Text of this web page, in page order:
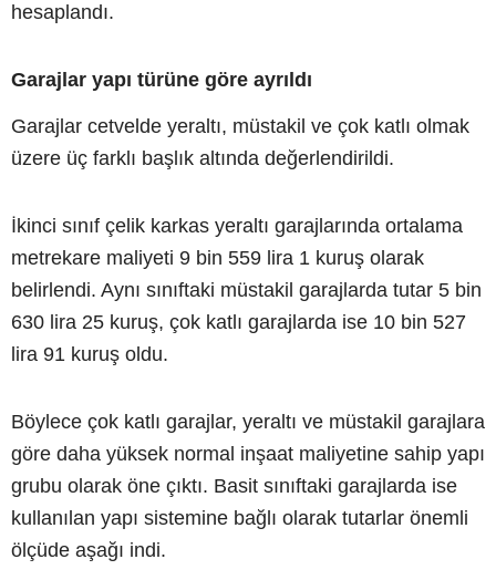
hesaplandı.
Garajlar yapı türüne göre ayrıldı
Garajlar cetvelde yeraltı, müstakil ve çok katlı olmak
üzere üç farklı başlık altında değerlendirildi.
İkinci sınıf çelik karkas yeraltı garajlarında ortalama
metrekare maliyeti 9 bin 559 lira 1 kuruş olarak
belirlendi. Aynı sınıftaki müstakil garajlarda tutar 5 bin
630 lira 25 kuruş, çok katlı garajlarda ise 10 bin 527
lira 91 kuruş oldu.
Böylece çok katlı garajlar, yeraltı ve müstakil garajlara
göre daha yüksek normal inşaat maliyetine sahip yapı
grubu olarak öne çıktı. Basit sınıftaki garajlarda ise
kullanılan yapı sistemine bağlı olarak tutarlar önemli
ölçüde aşağı indi.